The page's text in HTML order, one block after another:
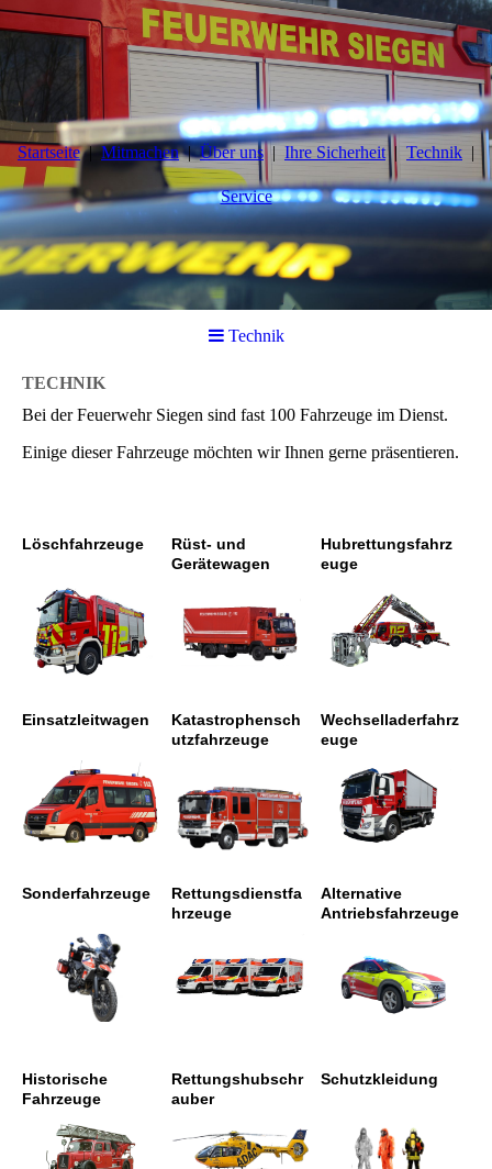
Startseite Mitmachen Über uns Ihre Sicherheit Technik
Service
Technik
TECHNIK
Bei der Feuerwehr Siegen sind fast 100 Fahrzeuge im Dienst.
Einige dieser Fahrzeuge möchten wir Ihnen gerne präsentieren.
Löschfahrzeuge
Rüst- und
Gerätewagen
Hubrettungsfahrz
euge
Einsatzleitwagen
Katastrophensch
utzfahrzeuge
Wechselladerfahrz
euge
Sonderfahrzeuge
Rettungsdienstfa
hrzeuge
Alternative
Antriebsfahrzeuge
Historische
Fahrzeuge
Rettungshubschr
auber
Schutzkleidung